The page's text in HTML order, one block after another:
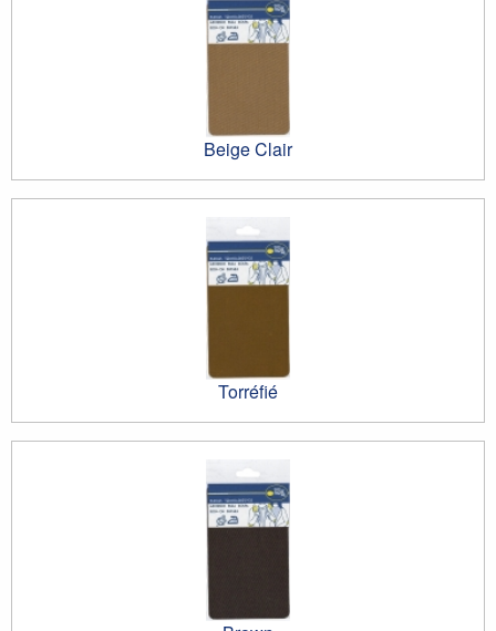
Beige Clair
Torréfié